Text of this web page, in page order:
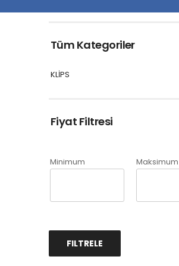
Tüm Kategoriler
KLİPS
Fiyat Filtresi
Minimum Maksimum
FILTRELE